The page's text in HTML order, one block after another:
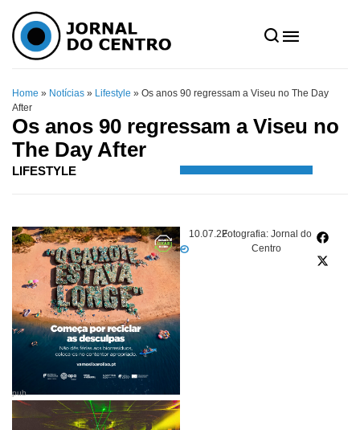
Home » Notícias » Lifestyle » Os anos 90 regressam a Viseu no The Day
After
Os anos 90 regressam a Viseu no
The Day After
LIFESTYLE
10.07.22Fotografia: Jornal do
Centro
pub